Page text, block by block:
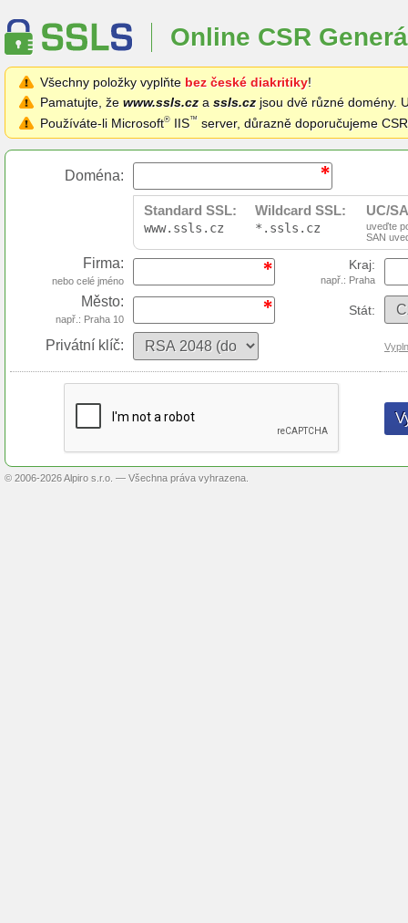
Online CSR
Všechny položky vyplňte bez české diakritiky!
Pamatujte, že www.ssls.cza ssls.czjsou dvě různé domény.
Používáte-li Microsoft®IIS™ server, důrazně doporučujeme
Doména:
Standard SSL:
www.ssls.cz
Wildcard SSL:
*.ssls.cz
UC/
uveďte
SAN
Firma:
nebo celé jméno
Kraj:
např.: Praha
Město:
např.: Praha 10
Stát:
Privátní klíč:
© 2006-2026 Alpiro s.r.o. — Všechna práva vyhrazena.